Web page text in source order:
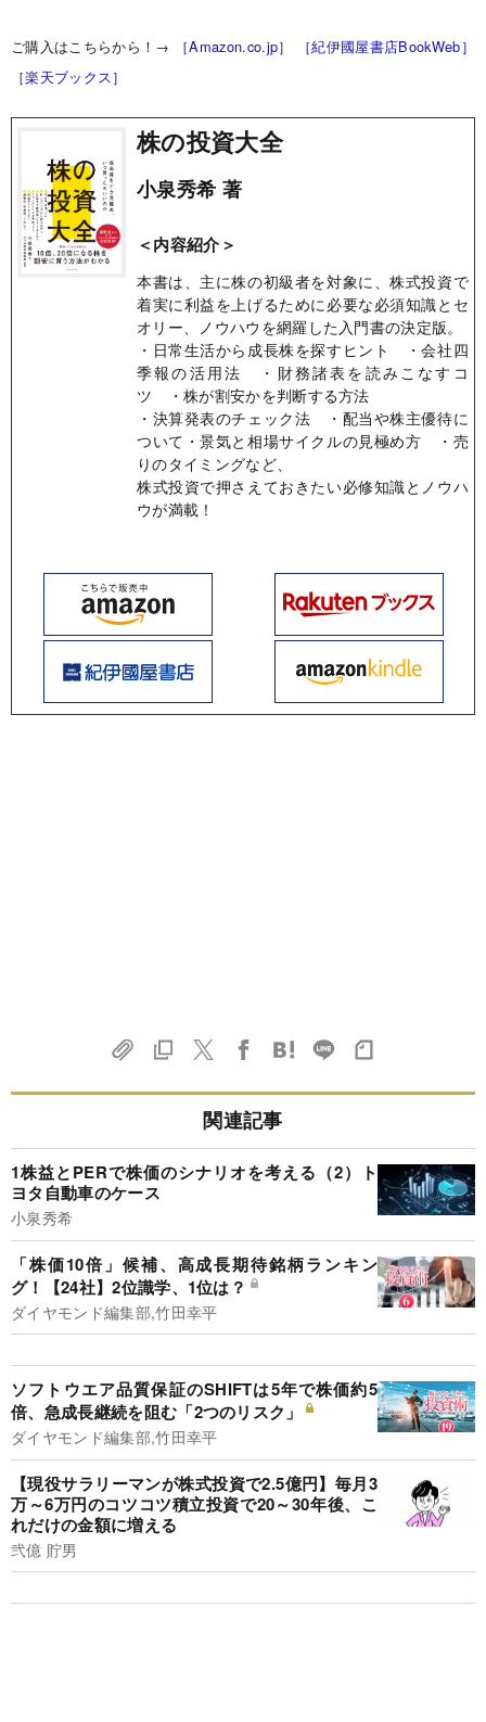
ご購入はこちらから！→ ［Amazon.co.jp］
［紀伊國屋書店BookWeb］
［楽天ブックス］
株の投資大全
小泉秀希 著
＜内容紹介＞
本書は、主に株の初級者を対象に、株式投資で
着実に利益を上げるために必要な必須知識とセ
オリー、ノウハウを網羅した入門書の決定版。
・日常生活から成長株を探すヒント ・会社四
季報の活用法 ・財務諸表を読みこなすコ
ツ ・株が割安かを判断する方法
・決算発表のチェック法 ・配当や株主優待に
ついて・景気と相場サイクルの見極め方 ・売
りのタイミングなど、
株式投資で押さえておきたい必修知識とノウハ
ウが満載！
関連記事
1株益とPERで株価のシナリオを考える（2）ト
ヨタ自動車のケース
小泉秀希
「株価10倍」候補、高成長期待銘柄ランキン
グ！【24社】2位識学、1位は？
ダイヤモンド編集部,竹田幸平
ソフトウエア品質保証のSHIFTは5年で株価約5
倍、急成長継続を阻む「2つのリスク」
ダイヤモンド編集部,竹田幸平
【現役サラリーマンが株式投資で2.5億円】毎月3
万～6万円のコツコツ積立投資で20～30年後、こ
れだけの金額に増える
弐億 貯男